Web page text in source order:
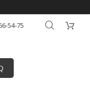
54-75